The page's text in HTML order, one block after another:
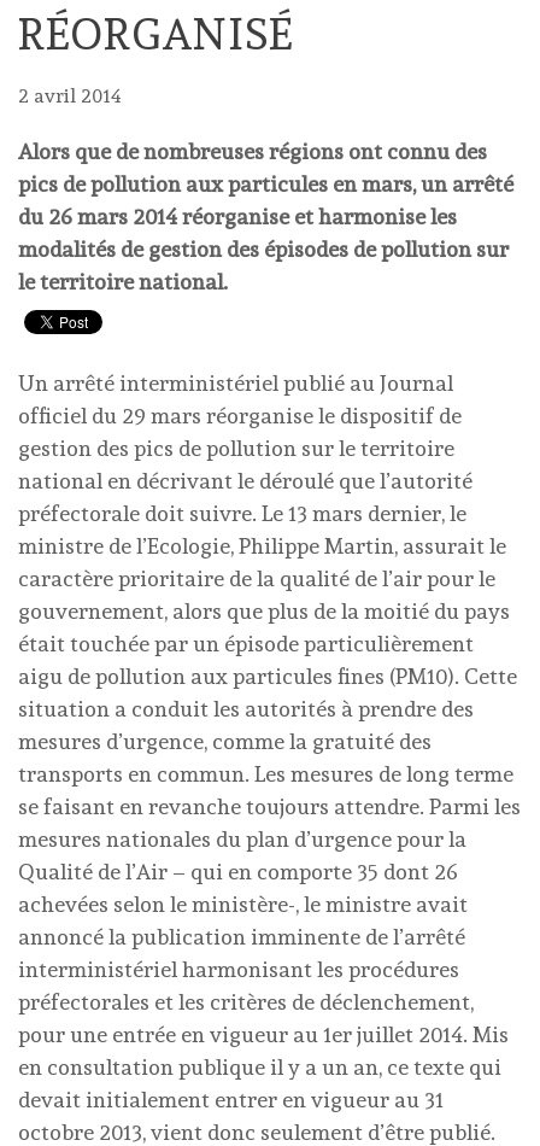
RÉORGANISÉ
2 avril 2014
Alors que de nombreuses régions ont connu des
pics de pollution aux particules en mars, un arrêté
du 26 mars 2014 réorganise et harmonise les
modalités de gestion des épisodes de pollution sur
le territoire national.
Un arrêté interministériel publié au Journal
officiel du 29 mars réorganise le dispositif de
gestion des pics de pollution sur le territoire
national en décrivant le déroulé que l’autorité
préfectorale doit suivre. Le 13 mars dernier, le
ministre de l’Ecologie, Philippe Martin, assurait le
caractère prioritaire de la qualité de l’air pour le
gouvernement, alors que plus de la moitié du pays
était touchée par un épisode particulièrement
aigu de pollution aux particules fines (PM10). Cette
situation a conduit les autorités à prendre des
mesures d’urgence, comme la gratuité des
transports en commun. Les mesures de long terme
se faisant en revanche toujours attendre. Parmi les
mesures nationales du plan d’urgence pour la
Qualité de l’Air – qui en comporte 35 dont 26
achevées selon le ministère-, le ministre avait
annoncé la publication imminente de l’arrêté
interministériel harmonisant les procédures
préfectorales et les critères de déclenchement,
pour une entrée en vigueur au 1er juillet 2014. Mis
en consultation publique il y a un an, ce texte qui
devait initialement entrer en vigueur au 31
octobre 2013, vient donc seulement d’être publié.